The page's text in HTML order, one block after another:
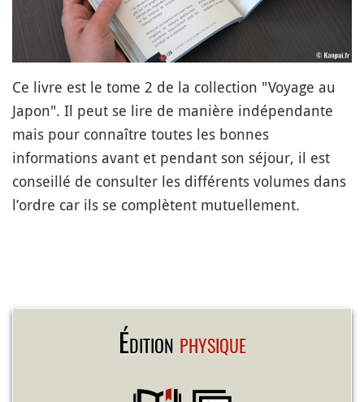
Ce livre est le tome 2 de la collection "Voyage au
Japon". Il peut se lire de manière indépendante
mais pour connaître toutes les bonnes
informations avant et pendant son séjour, il est
conseillé de consulter les différents volumes dans
l’ordre car ils se complètent mutuellement.
Éditionphysique